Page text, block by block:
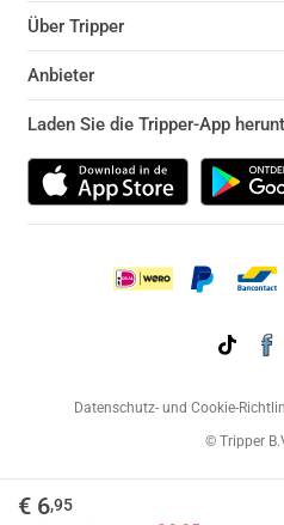
€ 6,95
Über Tripper
Anbieter
Laden Sie die Tripper-App
Datenschutz- und Cookie-
© Tripper